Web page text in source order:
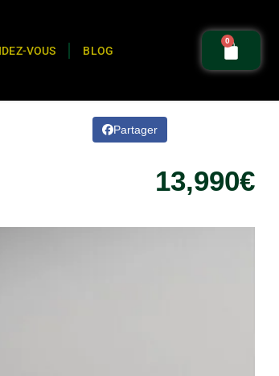
VOUS BLOG
0
Partager
13,990€